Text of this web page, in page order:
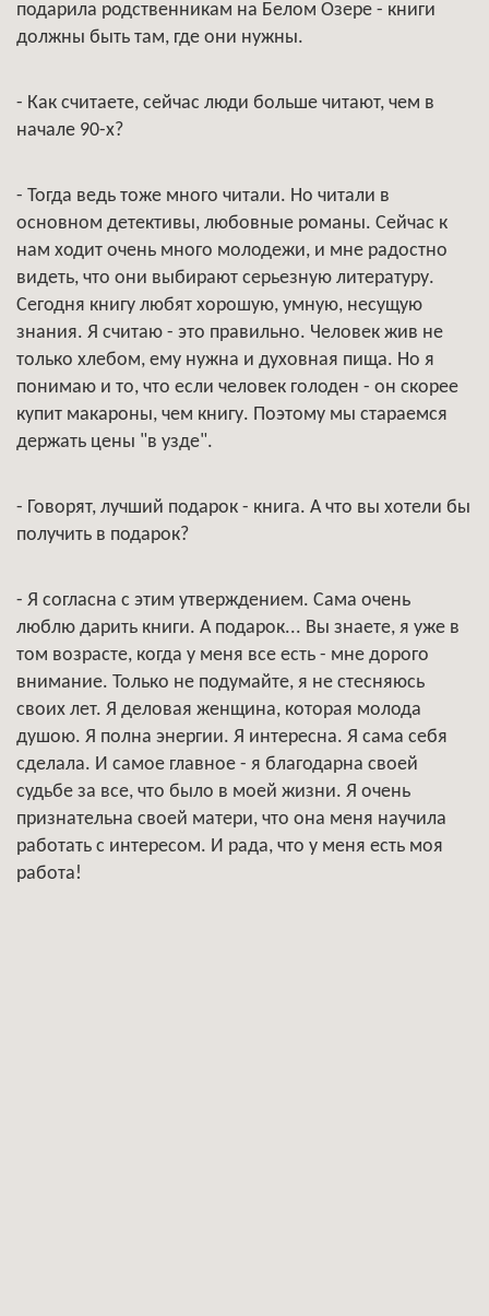
подарила родственникам на Белом Озере - книги
должны быть там, где они нужны.
- Как считаете, сейчас люди больше читают, чем в
начале 90-х?
- Тогда ведь тоже много читали. Но читали в
основном детективы, любовные романы. Сейчас к
нам ходит очень много молодежи, и мне радостно
видеть, что они выбирают серьезную литературу.
Сегодня книгу любят хорошую, умную, несущую
знания. Я считаю - это правильно. Человек жив не
только хлебом, ему нужна и духовная пища. Но я
понимаю и то, что если человек голоден - он скорее
купит макароны, чем книгу. Поэтому мы стараемся
держать цены "в узде".
- Говорят, лучший подарок - книга. А что вы хотели бы
получить в подарок?
- Я согласна с этим утверждением. Сама очень
люблю дарить книги. А подарок... Вы знаете, я уже в
том возрасте, когда у меня все есть - мне дорого
внимание. Только не подумайте, я не стесняюсь
своих лет. Я деловая женщина, которая молода
душою. Я полна энергии. Я интересна. Я сама себя
сделала. И самое главное - я благодарна своей
судьбе за все, что было в моей жизни. Я очень
признательна своей матери, что она меня научила
работать с интересом. И рада, что у меня есть моя
работа!